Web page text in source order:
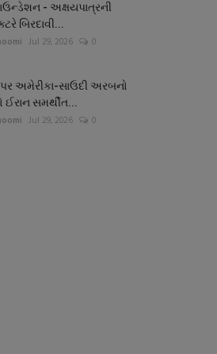
- અક્ષયપાત્રની
બિરદાવી...
Jul 29, 2026 0
અમેરીકા-સાઉદી અરબનો
સમર્થીત...
Jul 29, 2026 0